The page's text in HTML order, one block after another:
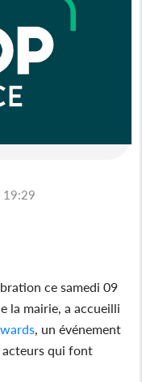
19:29
ce samedi 09
la mairie, a accueilli
, un événement
acteurs qui font